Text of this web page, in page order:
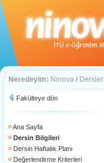
Neredeyim: Ninova / Dersler
Fakülteye dön
Ana Sayfa
Dersin Bilgileri
Dersin Haftalık Planı
Değerlendirme Kriterleri